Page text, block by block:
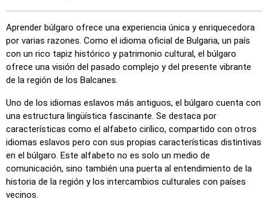
Aprender búlgaro ofrece una experiencia única y enriquecedora
por varias razones. Como el idioma oficial de Bulgaria, un país
con un rico tapiz histórico y patrimonio cultural, el búlgaro
ofrece una visión del pasado complejo y del presente vibrante
de la región de los Balcanes.
Uno de los idiomas eslavos más antiguos, el búlgaro cuenta con
una estructura lingüística fascinante. Se destaca por
características como el alfabeto cirílico, compartido con otros
idiomas eslavos pero con sus propias características distintivas
en el búlgaro. Este alfabeto no es solo un medio de
comunicación, sino también una puerta al entendimiento de la
historia de la región y los intercambios culturales con países
vecinos.